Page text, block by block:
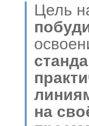
Цель
на